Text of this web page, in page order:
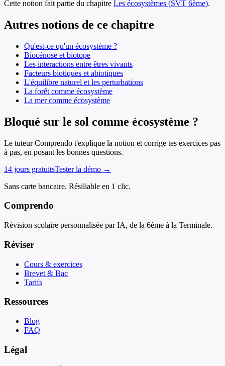
Cette notion fait partie du chapitre Les écosystèmes (SVT 6ème).
Autres notions de ce chapitre
Qu'est-ce qu'un écosystème ?
Biocénose et biotope
Les interactions entre êtres vivants
Facteurs biotiques et abiotiques
L'équilibre naturel et les perturbations
La forêt comme écosystème
La mer comme écosystème
Bloqué sur le sol comme écosystème ?
Le tuteur Comprendo t'explique la notion et corrige tes exercices pas
à pas, en posant les bonnes questions.
14 jours gratuitsTester la démo →
Sans carte bancaire. Résiliable en 1 clic.
Comprendo
Révision scolaire personnalisée par IA, de la 6ème à la Terminale.
Réviser
Cours & exercices
Brevet & Bac
Tarifs
Ressources
Blog
FAQ
Légal